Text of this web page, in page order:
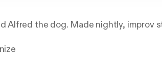
Alfred the dog. Made nightly, improv